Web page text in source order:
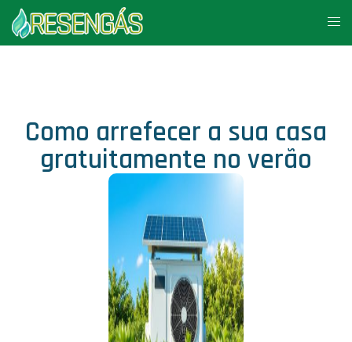
Como arrefecer a sua casa
gratuitamente no verão